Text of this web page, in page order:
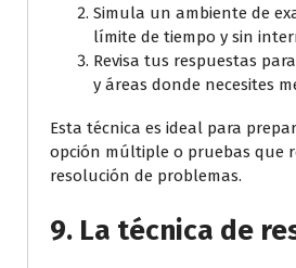
Simula un ambiente de
límite de tiempo y sin
Revisa tus respuestas
y áreas donde necesites
Esta técnica es ideal para
opción múltiple o pruebas que
resolución de problemas.
9. La técnica de